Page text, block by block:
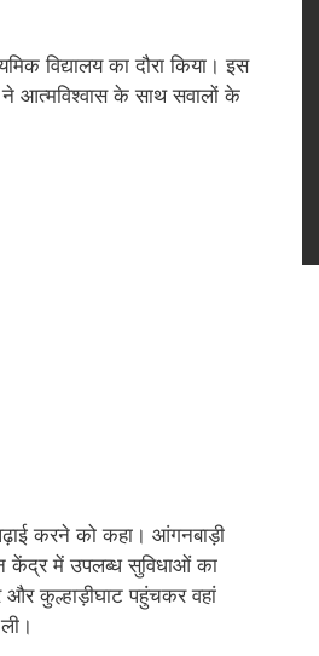
विद्यालय का दौरा किया। इस
आत्मविश्वास के साथ सवालों के
करने को कहा। आंगनबाड़ी
केंद्र में उपलब्ध सुविधाओं का
कुल्हाड़ीघाट पहुंचकर वहां